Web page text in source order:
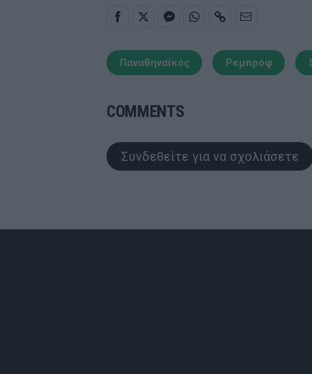
Παναθηναϊκός Ρεμπρόφ
COMMENTS
Συνδεθείτε για να σχολιάσετε